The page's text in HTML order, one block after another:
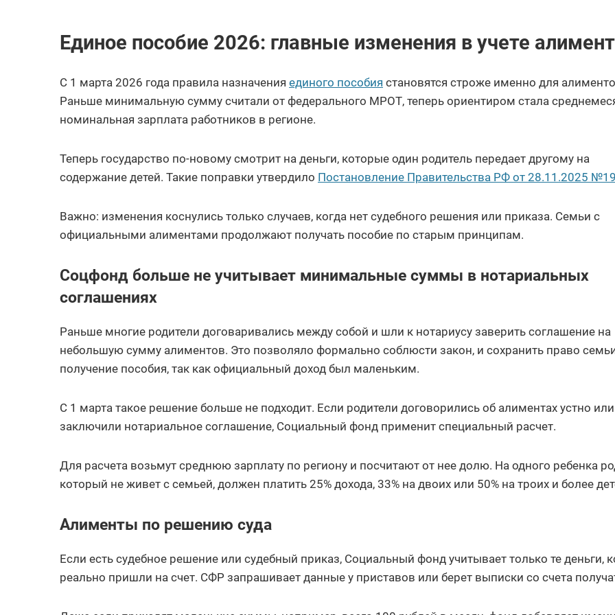
Единое пособие 2026: главные изменения в учете
С 1 марта 2026 года правила назначения единого пособия становятся строже именно для
Раньше минимальную сумму считали от федерального МРОТ, теперь ориентиром стала
номинальная зарплата работников в регионе.
Теперь государство по-новому смотрит на деньги, которые один родитель передает другому на
содержание детей. Такие поправки утвердило Постановление Правительства РФ от 28.11.2025
Важно: изменения коснулись только случаев, когда нет судебного решения или приказа. Семьи с
официальными алиментами продолжают получать пособие по старым принципам.
Соцфонд больше не учитывает минимальные суммы в нотариальных
соглашениях
Раньше многие родители договаривались между собой и шли к нотариусу заверить соглашение на
небольшую сумму алиментов. Это позволяло формально соблюсти закон, и сохранить право
получение пособия, так как официальный доход был маленьким.
С 1 марта такое решение больше не подходит. Если родители договорились об алиментах устно или
заключили нотариальное соглашение, Социальный фонд применит специальный расчет.
Для расчета возьмут среднюю зарплату по региону и посчитают от нее долю. На одного ребенка
который не живет с семьей, должен платить 25% дохода, 33% на двоих или 50% на троих и более
Алименты по решению суда
Если есть судебное решение или судебный приказ, Социальный фонд учитывает только те деньги,
реально пришли на счет. СФР запрашивает данные у приставов или берет выписки со счета